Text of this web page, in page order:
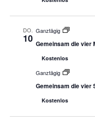
DO.
10
Ganztägig
Gemeinsam die vier
Kostenlos
Ganztägig
Gemeinsam die vier
Kostenlos